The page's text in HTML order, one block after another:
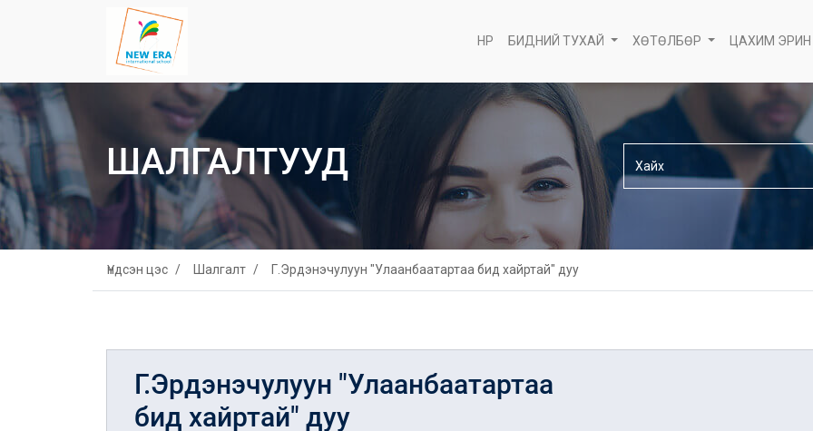
НҮҮР БИДНИЙ ТУХАЙ ХӨТӨЛБӨР ЦАХИМ ЭРИН
ШАЛГАЛТУУД
Үндсэн цэс Шалгалт Г.Эрдэнэчулуун "Улаанбаатартаа бид хайртай" дуу
Г.Эрдэнэчулуун "Улаанбаатартаа
бид хайртай" дуу